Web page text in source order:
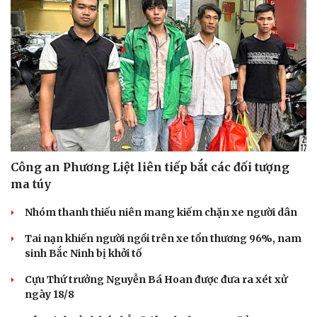
Công an Phương Liệt liên tiếp bắt các đối tượng
ma túy
Nhóm thanh thiếu niên mang kiếm chặn xe người dân
Tai nạn khiến người ngồi trên xe tổn thương 96%, nam
sinh Bắc Ninh bị khởi tố
Cựu Thứ trưởng Nguyễn Bá Hoan được đưa ra xét xử
ngày 18/8